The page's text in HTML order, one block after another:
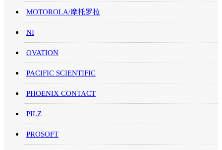
MOTOROLA/摩托罗拉
NI
OVATION
PACIFIC SCIENTIFIC
PHOENIX CONTACT
PILZ
PROSOFT